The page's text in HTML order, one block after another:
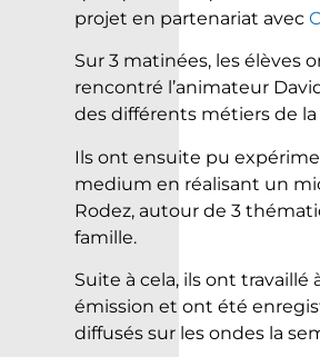
projet en partenariat avec
Sur 3 matinées, les élèves
rencontré l’animateur
des différents métiers de la
Ils ont ensuite pu
medium en réalisant un
Rodez, autour de 3
famille.
Suite à cela, ils ont travaillé
émission et ont été
diffusés sur les ondes la